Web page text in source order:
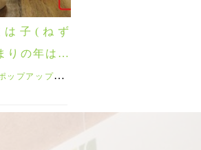
,新春の運試し
ハンカチ,ライフスタイルショップ
フスタイルショップ
は子(ねず
りの年はぽ
アイテム
プアップスポンジ